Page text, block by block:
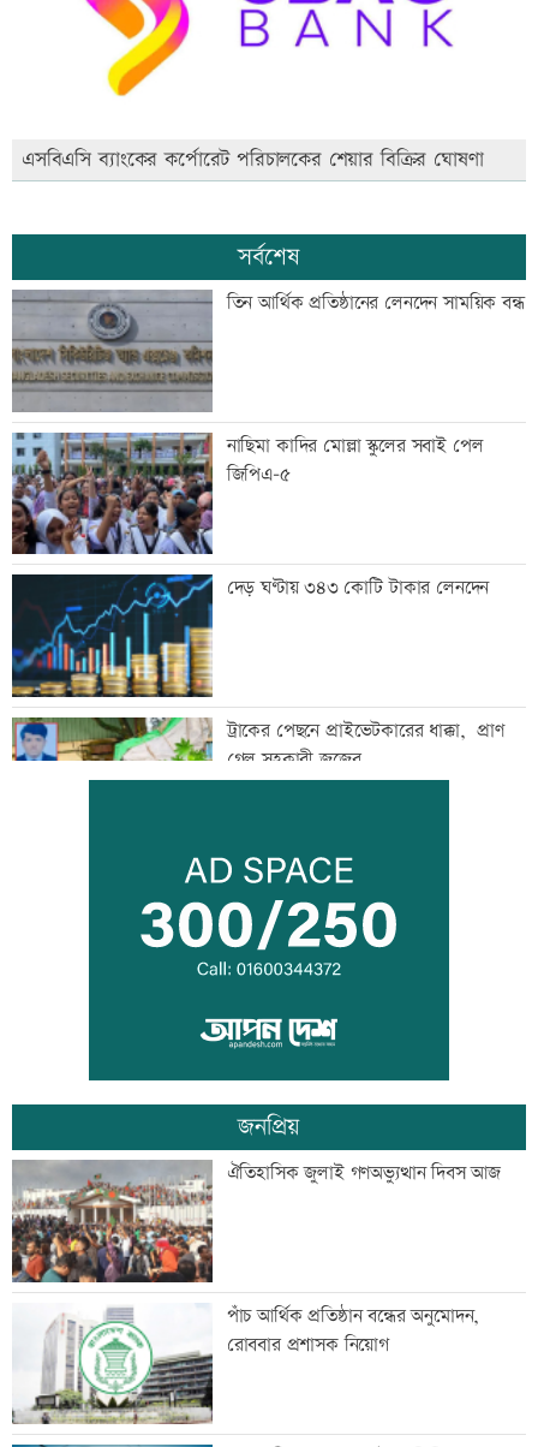
এসবিএসি ব্যাংকের কর্পোরেট পরিচালকের শেয়ার বিক্রির ঘোষণা
সর্বশেষ
তিন আর্থিক প্রতিষ্ঠানের লেনদেন সাময়িক বন্ধ
নাছিমা কাদির মোল্লা স্কুলের সবাই পেল
জিপিএ-৫
দেড় ঘণ্টায় ৩৪৩ কোটি টাকার লেনদেন
ট্রাকের পেছনে প্রাইভেটকারের ধাক্কা, প্রাণ
গেল সহকারী জজের
ফেলের হার বেশি হওয়ার কারণ জানালেন
ঢাকা বোর্ডের চেয়ারম্যান
ঘুমের মধ্যে সাপের ছোবল, সাপসহ
হাসপাতালে চৈতী
খাতা পুনর্নিরীক্ষণ নিয়ে যা বললেন শিক্ষামন্ত্রী
ইরানের নিরাপত্তা কাঠামোয় বড় পরিবর্তন,
শীর্ষ পদে রেজায়ি
জনপ্রিয়
ঐতিহাসিক জুলাই গণঅভ্যুত্থান দিবস আজ
পাঁচ আর্থিক প্রতিষ্ঠান বন্ধের অনুমোদন,
রোববার প্রশাসক নিয়োগ